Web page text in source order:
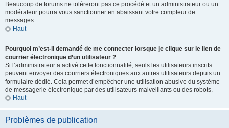
Beaucoup de forums ne toléreront pas ce procédé et un administrateur ou un
modérateur pourra vous sanctionner en abaissant votre compteur de
messages.
Haut
Pourquoi m’est-il demandé de me connecter lorsque je clique sur le lien de
courrier électronique d’un utilisateur ?
Si l’administrateur a activé cette fonctionnalité, seuls les utilisateurs inscrits
peuvent envoyer des courriers électroniques aux autres utilisateurs depuis un
formulaire dédié. Cela permet d’empêcher une utilisation abusive du système
de messagerie électronique par des utilisateurs malveillants ou des robots.
Haut
Problèmes de publication